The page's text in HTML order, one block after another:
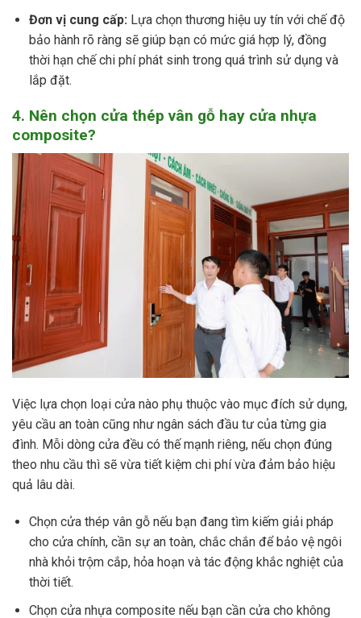
Đơn vị cung cấp: Lựa chọn thương hiệu uy tín với chế độ
bảo hành rõ ràng sẽ giúp bạn có mức giá hợp lý, đồng
thời hạn chế chi phí phát sinh trong quá trình sử dụng và
lắp đặt.
4. Nên chọn cửa thép vân gỗ hay cửa nhựa
composite?
Việc lựa chọn loại cửa nào phụ thuộc vào mục đích sử dụng,
yêu cầu an toàn cũng như ngân sách đầu tư của từng gia
đình. Mỗi dòng cửa đều có thế mạnh riêng, nếu chọn đúng
theo nhu cầu thì sẽ vừa tiết kiệm chi phí vừa đảm bảo hiệu
quả lâu dài.
Chọn cửa thép vân gỗ nếu bạn đang tìm kiếm giải pháp
cho cửa chính, cần sự an toàn, chắc chắn để bảo vệ ngôi
nhà khỏi trộm cắp, hỏa hoạn và tác động khắc nghiệt của
thời tiết.
Chọn cửa nhựa composite nếu bạn cần cửa cho không